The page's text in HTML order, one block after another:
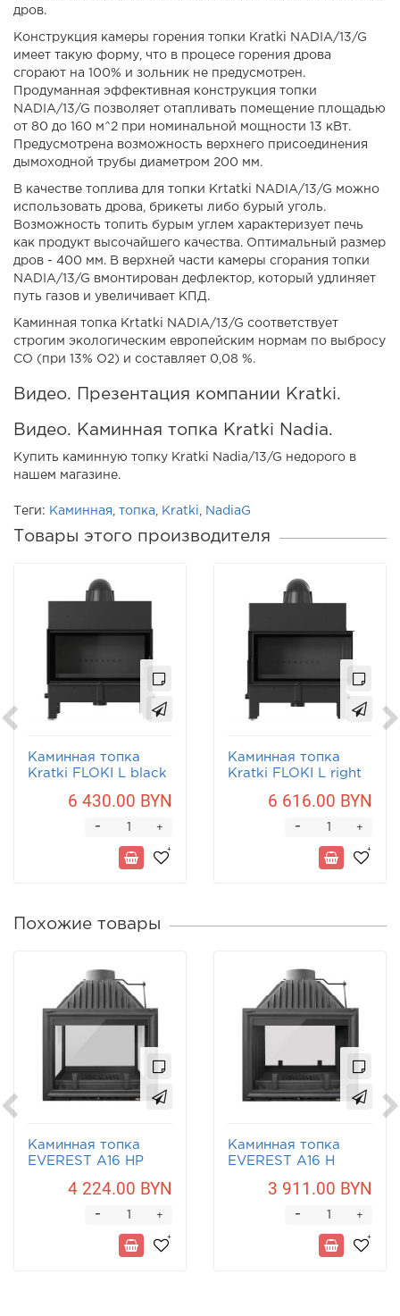
дров.
Конструкция камеры горения топки Kratki NADIA/13/G
имеет такую форму, что в процесе горения дрова
сгорают на 100% и зольник не предусмотрен.
Продуманная эффективная конструкция топки
NADIA/13/G позволяет отапливать помещение площадью
от 80 до 160 м^2 при номинальной мощности 13 кВт.
Предусмотрена возможность верхнего присоединения
дымоходной трубы диаметром 200 мм.
В качестве топлива для топки Krtatki NADIA/13/G можно
использовать дрова, брикеты либо бурый уголь.
Возможность топить бурым углем характеризует печь
как продукт высочайшего качества. Оптимальный размер
дров - 400 мм. В верхней части камеры сгорания топки
NADIA/13/G вмонтирован дефлектор, который удлиняет
путь газов и увеличивает КПД.
Каминная топка Krtatki NADIA/13/G соответствует
строгим экологическим европейским нормам по выбросу
CO (при 13% О2) и составляет 0,08 %.
Видео. Презентация компании Kratki.
Видео. Каминная топка Kratki Nadia.
Купить каминную топку Kratki Nadia/13/G недорого в
нашем магазине.
Теги: Каминная топка Kratki NadiaG
Товары этого производителя
Каминная топка
Kratki FLOKI L black
6 430.00 BYN
+
-
Каминная топка
Kratki FLOKI L right
6 616.00 BYN
+
-
Похожие товары
Каминная топка
EVEREST A16 НP
4 224.00 BYN
+
-
Каминная топка
EVEREST A16 Н
3 911.00 BYN
+
-